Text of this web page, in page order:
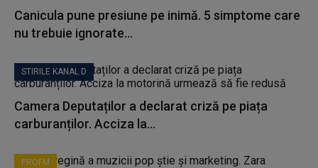
Canicula pune presiune pe inimă. 5 simptome care
nu trebuie ignorate...
STIRILE KANAL D
Camera Deputaților a declarat criză pe piața
carburanților. Acciza la...
PROFM